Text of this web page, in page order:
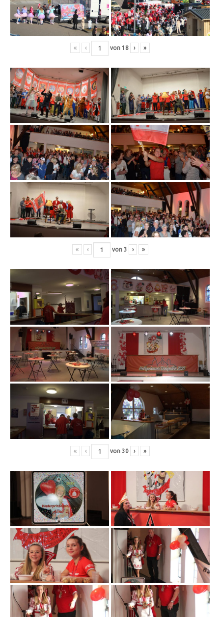
« ‹ von 18 › »
« ‹ von 3 › »
« ‹ von 30 › »